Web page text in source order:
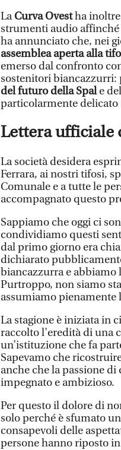
LaCurva Ovestha
strumenti audio
ha annunciato che, nei
assemblea aperta alla
emerso dal confronto
sostenitori
del futuro della Spale
particolarmente delicato
Lettera ufficiale
La società desidera
Ferrara, ai nostri tifosi,
Comunale e a tutte le
accompagnato questo
Sappiamo che oggi ci
condividiamo questi
dal primo giorno era
dichiarato
biancazzurra e abbiamo
Purtroppo, non siamo
assumiamo pienamente
La stagione è iniziata in
raccolto l’eredità di una
un’istituzione che fa
Sapevamo che
anche che la passione
impegnato e ambizioso.
Per questo il dolore di
solo perché è sfumato
consapevoli delle
persone hanno riposto